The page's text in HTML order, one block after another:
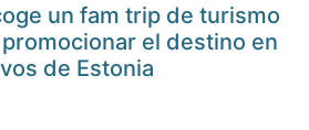
un fam trip de turismo
el destino en
de Estonia